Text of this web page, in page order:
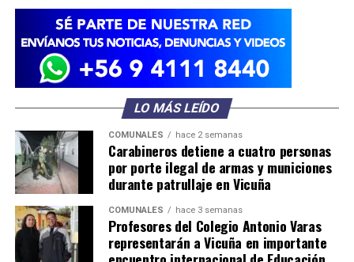
LO MÁS LEÍDO
COMUNALES hace 2 semanas
Carabineros detiene a cuatro personas
por porte ilegal de armas y municiones
durante patrullaje en Vicuña
COMUNALES hace 3 semanas
Profesores del Colegio Antonio Varas
representarán a Vicuña en importante